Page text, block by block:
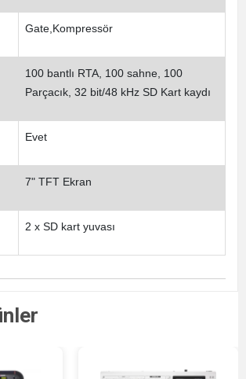
Gate,Kompressör
100 bantlı RTA, 100 sahne, 100
Parçacık, 32 bit/48 kHz SD Kart kaydı
Evet
7" TFT Ekran
2 x SD kart yuvası